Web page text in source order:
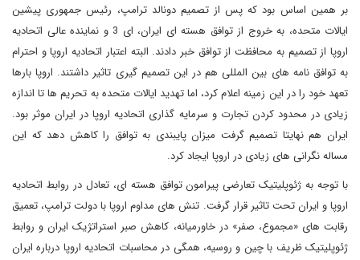
بر همین اساس بود که پس از تصمیم دونالد ترامپ، رئیس جمهوری پیشین
ایالات متحده، به خروج از توافق هسته ای ایران، ای 3 و نماینده عالی اتحادیه
اروپا از تصمیم به محافظت از توافق خبر دادند. البته اعتبار اتحادیه اروپا و احترام
به توافق نامه های بین المللی هم در این تصمیم گیری تاثیر داشتند. اروپا بارها
تعهد خود را در این زمینه اعلام کرد، اما تهدید ایالات متحده به تحریم ها تا اندازه
زیادی در محدود کردن تجارت و سرمایه گذاری اتحادیه اروپا در ایران موثر بود.
ایران هم نهایتا تصمیم گرفت میزان پایبندی به توافق را کاهش دهد که این
مساله نگرانی های زیادی در اروپا ایجاد کرد.
با توجه به ژئوپلیتیک تعارضی پیرامون توافق هسته ای، تعادل در روابط اتحادیه
اروپا و ایران تحت تاثیر قرار گرفت. تنش های مداوم اروپا با دولت ترامپ، تعمیق
رقابت های «مجموع، صفر» در خاورمیانه، کاهش صبر استراتژیک ایران و روابط
ژئوپلیتیک ظریف با چین و روسیه، همگی در محاسبات اتحادیه اروپا درباره ایران